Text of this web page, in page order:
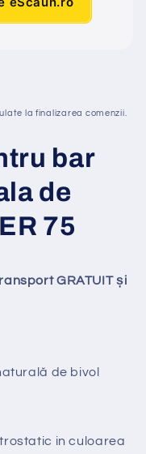
la finalizarea comenzii.
bar
de
75
GRATUIT și
de bivol
in culoarea